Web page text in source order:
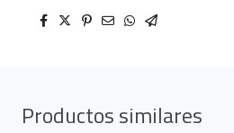
Productos similares